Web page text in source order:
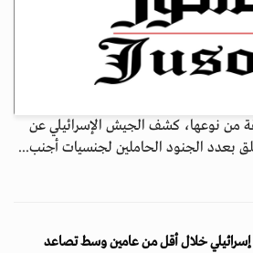
من نوعها، كشف الجيش الإسرائيلي عن
بعدد الجنود الحاملين لجنسيات أجنب...
هجرة 90 ألف إسرائيلي خلال أقل من عامين وسط تصاعد